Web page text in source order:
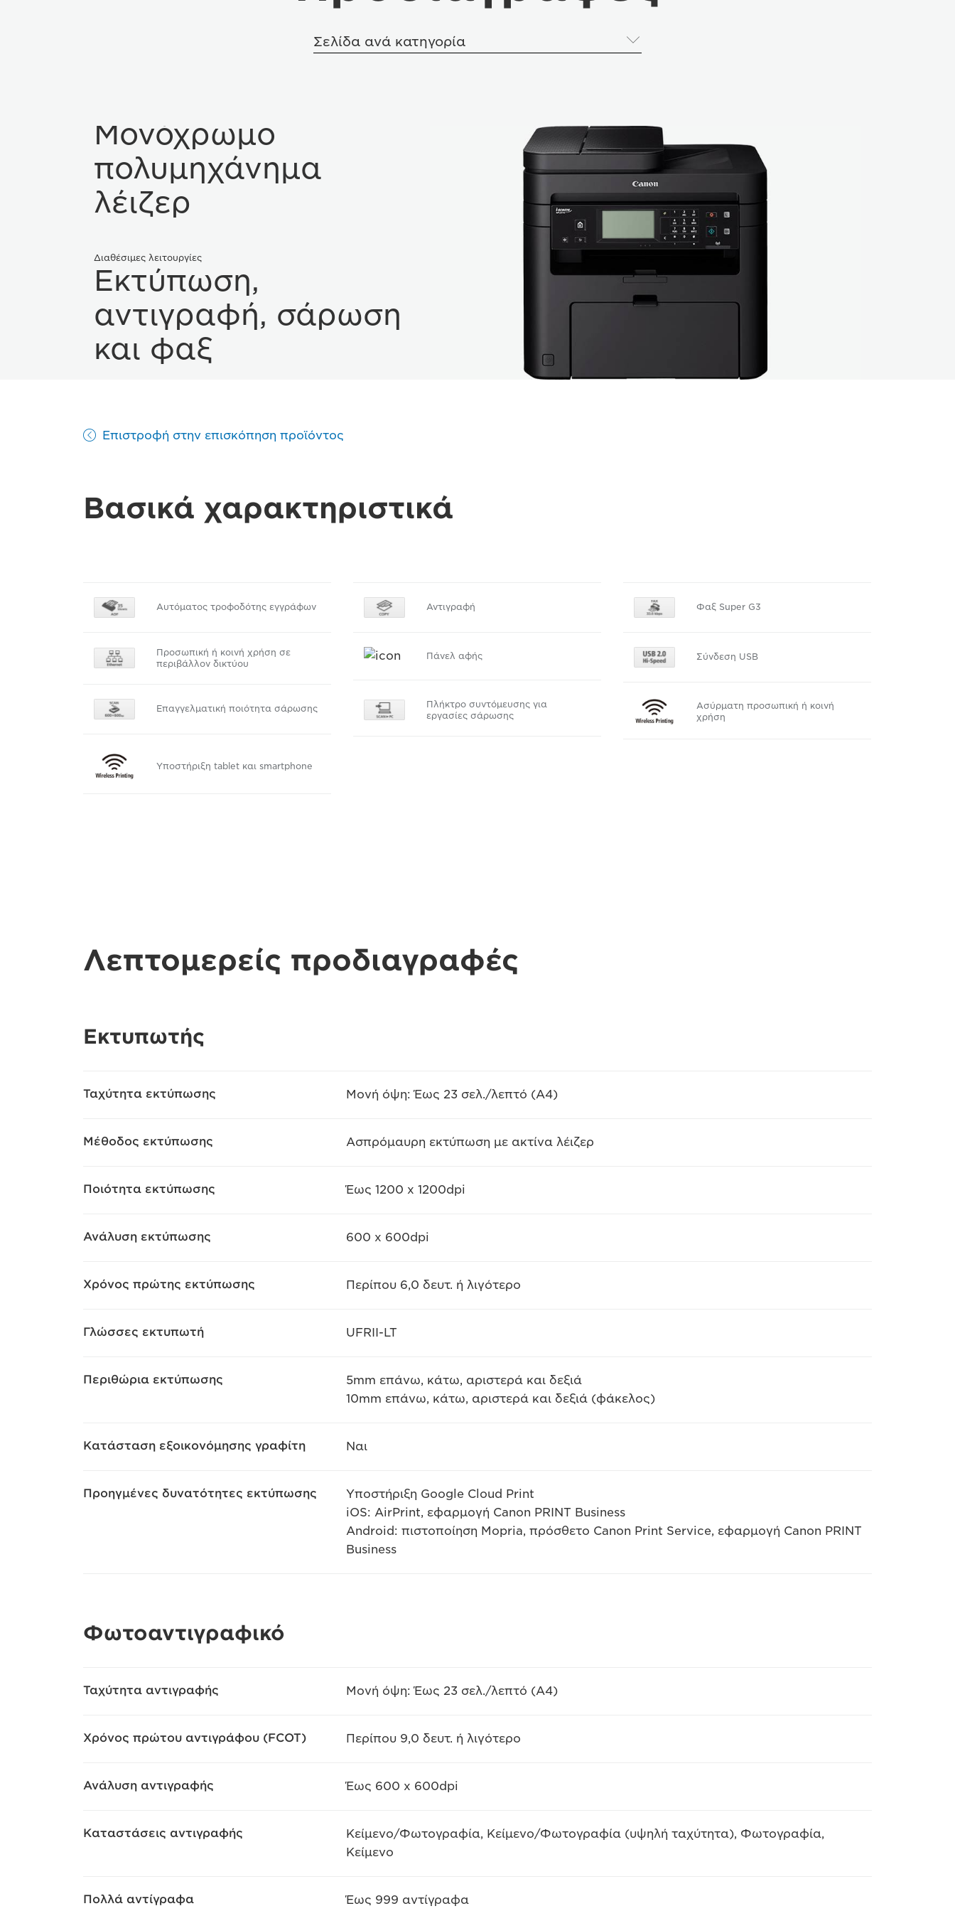
Σελίδα ανά κατηγορία
Μονόχρωμο
πολυμηχάνημα
λέιζερ
Διαθέσιμες λειτουργίες
Εκτύπωση,
αντιγραφή, σάρωση
και φαξ
Επιστροφή στην επισκόπηση προϊόντος
Βασικά χαρακτηριστικά
Αυτόματος τροφοδότης εγγράφων Αντιγραφή Φαξ Super G3
Προσωπική ή κοινή χρήση σε
περιβάλλον δικτύου
Πάνελ αφής Σύνδεση USB
Επαγγελματική ποιότητα σάρωσης
Πλήκτρο συντόμευσης για
εργασίες σάρωσης
Ασύρματη προσωπική ή κοινή
χρήση
Υποστήριξη tablet και smartphone
Λεπτομερείς προδιαγραφές
Εκτυπωτής
Ταχύτητα εκτύπωσης Μονή όψη: Έως 23 σελ./λεπτό (A4)
Μέθοδος εκτύπωσης Ασπρόμαυρη εκτύπωση με ακτίνα λέιζερ
Ποιότητα εκτύπωσης Έως 1200 x 1200dpi
Ανάλυση εκτύπωσης 600 x 600dpi
Χρόνος πρώτης εκτύπωσης Περίπου 6,0 δευτ. ή λιγότερο
Γλώσσες εκτυπωτή UFRII-LT
Περιθώρια εκτύπωσης
5mm επάνω, κάτω, αριστερά και δεξιά
10mm επάνω, κάτω, αριστερά και δεξιά (φάκελος)
Κατάσταση εξοικονόμησης γραφίτη Ναι
Προηγμένες δυνατότητες εκτύπωσης
Υποστήριξη Google Cloud Print
iOS: AirPrint, εφαρμογή Canon PRINT Business
Android: πιστοποίηση Mopria, πρόσθετο Canon Print Service, εφαρμογή Canon PRINT
Business
Φωτοαντιγραφικό
Ταχύτητα αντιγραφής Μονή όψη: Έως 23 σελ./λεπτό (A4)
Χρόνος πρώτου αντιγράφου (FCOT) Περίπου 9,0 δευτ. ή λιγότερο
Ανάλυση αντιγραφής Έως 600 x 600dpi
Καταστάσεις αντιγραφής
Κείμενο/Φωτογραφία, Κείμενο/Φωτογραφία (υψηλή ταχύτητα), Φωτογραφία,
Κείμενο
Πολλά αντίγραφα Έως 999 αντίγραφα